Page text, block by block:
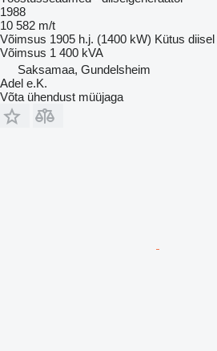
1988
10 582 m/t
Võimsus 1905 h.j. (1400 kW) Kütus diisel
Võimsus 1 400 kVA
Saksamaa, Gundelsheim
Adel e.K.
Võta ühendust müüjaga